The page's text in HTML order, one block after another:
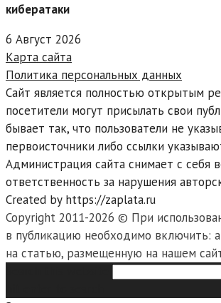
кибератаки
6 Август 2026
Карта сайта
Политика персональных данных
Сайт является полностью открытым
посетители могут присылать свои
бывает так, что пользователи не
первоисточники либо ссылки
Администрация сайта снимает с себя
ответственность за нарушения
Created by https://zaplata.ru
Copyright 2011-2026 © При
в публикацию необходимо включить:
на статью, размещенную на нашем